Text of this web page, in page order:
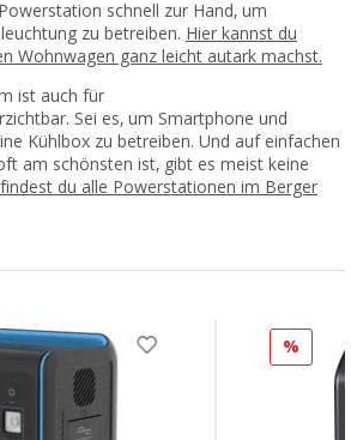
schnell zur Hand, um
zu betreiben. Hier kannst du
Wohnwagen ganz leicht autark machst.
ist auch für
Sei es, um Smartphone und
Kühlbox zu betreiben. Und auf einfachen
am schönsten ist, gibt es meist keine
du alle Powerstationen im Berger
%